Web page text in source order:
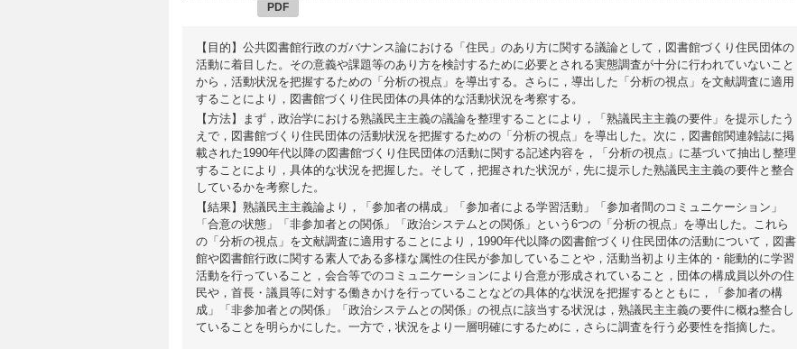
PDF
【目的】公共図書館行政のガバナンス論における「住民」のあり方に関する議論として，図書館づくり住民団体の
活動に着目した。その意義や課題等のあり方を検討するために必要とされる実態調査が十分に行われていないこと
から，活動状況を把握するための「分析の視点」を導出する。さらに，導出した「分析の視点」を文献調査に適用
することにより，図書館づくり住民団体の具体的な活動状況を考察する。
【方法】まず，政治学における熟議民主主義の議論を整理することにより，「熟議民主主義の要件」を提示したう
えで，図書館づくり住民団体の活動状況を把握するための「分析の視点」を導出した。次に，図書館関連雑誌に掲
載された1990年代以降の図書館づくり住民団体の活動に関する記述内容を，「分析の視点」に基づいて抽出し整理
することにより，具体的な状況を把握した。そして，把握された状況が，先に提示した熟議民主主義の要件と整合
しているかを考察した。
【結果】熟議民主主義論より，「参加者の構成」「参加者による学習活動」「参加者間のコミュニケーション」
「合意の状態」「非参加者との関係」「政治システムとの関係」という6つの「分析の視点」を導出した。これら
の「分析の視点」を文献調査に適用することにより，1990年代以降の図書館づくり住民団体の活動について，図書
館や図書館行政に関する素人である多様な属性の住民が参加していることや，活動当初より主体的・能動的に学習
活動を行っていること，会合等でのコミュニケーションにより合意が形成されていること，団体の構成員以外の住
民や，首長・議員等に対する働きかけを行っていることなどの具体的な状況を把握するとともに，「参加者の構
成」「非参加者との関係」「政治システムとの関係」の視点に該当する状況は，熟議民主主義の要件に概ね整合し
ていることを明らかにした。一方で，状況をより一層明確にするために，さらに調査を行う必要性を指摘した。